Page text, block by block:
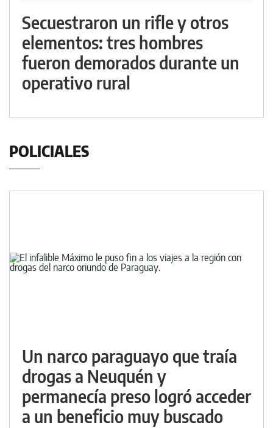
Secuestraron un rifle y otros
elementos: tres hombres
fueron demorados durante un
operativo rural
POLICIALES
Un narco paraguayo que traía
drogas a Neuquén y
permanecía preso logró acceder
a un beneficio muy buscado